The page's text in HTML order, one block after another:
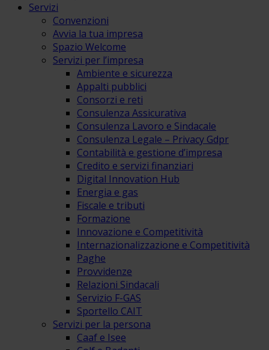
Servizi
Convenzioni
Avvia la tua impresa
Spazio Welcome
Servizi per l’impresa
Ambiente e sicurezza
Appalti pubblici
Consorzi e reti
Consulenza Assicurativa
Consulenza Lavoro e Sindacale
Consulenza Legale – Privacy Gdpr
Contabilità e gestione d’impresa
Credito e servizi finanziari
Digital Innovation Hub
Energia e gas
Fiscale e tributi
Formazione
Innovazione e Competitività
Internazionalizzazione e Competitività
Paghe
Provvidenze
Relazioni Sindacali
Servizio F-GAS
Sportello CAIT
Servizi per la persona
Caaf e Isee